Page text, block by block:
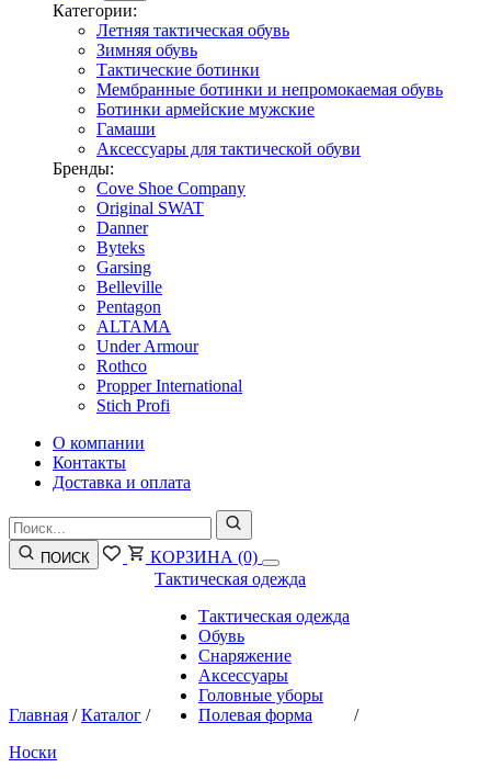
Категории:
Летняя тактическая обувь
Зимняя обувь
Тактические ботинки
Мембранные ботинки и непромокаемая обувь
Ботинки армейские мужские
Гамаши
Аксессуары для тактической обуви
Бренды:
Cove Shoe Company
Original SWAT
Danner
Byteks
Garsing
Belleville
Pentagon
ALTAMA
Under Armour
Rothco
Propper International
Stich Profi
О компании
Контакты
Доставка и оплата
ПОИСК КОРЗИНА (0)
Главная /Каталог /
Тактическая одежда
Тактическая одежда
Обувь
Снаряжение
Аксессуары
Головные уборы
Полевая форма
/
Носки